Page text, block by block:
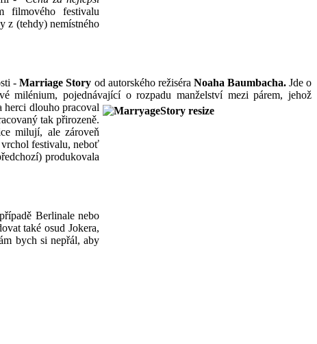
filmového festivalu
z (tehdy) nemístného
- Marriage Story od autorského režiséra Noaha Baumbacha.Jde o
pojednávající o rozpadu manželství mezi párem, jehož
herci dlouho pracoval
tak přirozeně.
milují, ale zároveň
festivalu, neboť
produkovala
Berlinale nebo
také osud Jokera,
bych si nepřál, aby